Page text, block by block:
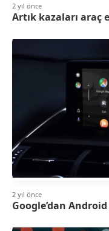
2 yıl önce
Artık kazaları
2 yıl önce
Google’dan